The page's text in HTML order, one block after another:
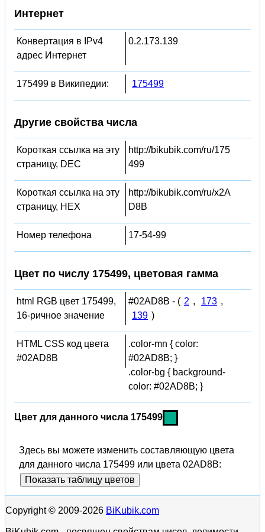
Интернет
Конвертация в IPv4
адрес Интернет
0.2.173.139
175499 в Википедии: 175499
Другие свойства числа
Короткая ссылка на эту
страницу, DEC
http://bikubik.com/ru/175
499
Короткая ссылка на эту
страницу, HEX
http://bikubik.com/ru/x2A
D8B
Номер телефона 17-54-99
Цвет по числу 175499, цветовая гамма
html RGB цвет 175499,
16-ричное значение
#02AD8B - ( 2 , 173 ,
139 )
HTML CSS код цвета
#02AD8B
.color-mn { color:
#02AD8B; }
.color-bg { background-
color: #02AD8B; }
Цвет для данного числа 175499
Здесь вы можете изменить составляющую цвета
для данного числа 175499 или цвета 02AD8B:
Показать таблицу цветов
Copyright © 2009-2026 BiKubik.com